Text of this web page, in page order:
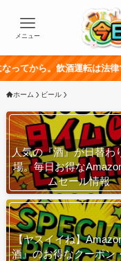
メニュー
運転は法律で禁止されて
ホーム ビール
人気の『酒』が日替わ
場。毎日お得な
ムセール情報
【ヤスイイね】
酒』のお得なクーポン